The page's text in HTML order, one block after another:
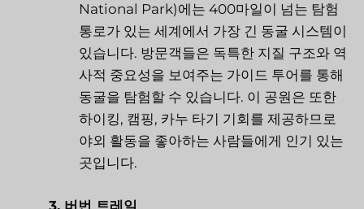
National Park)에는 400마일이 넘는 탐험
통로가 있는 세계에서 가장 긴 동굴 시스템이
있습니다. 방문객들은 독특한 지질 구조와 역
사적 중요성을 보여주는 가이드 투어를 통해
동굴을 탐험할 수 있습니다. 이 공원은 또한
하이킹, 캠핑, 카누 타기 기회를 제공하므로
야외 활동을 좋아하는 사람들에게 인기 있는
곳입니다.
3. 버번 트레일